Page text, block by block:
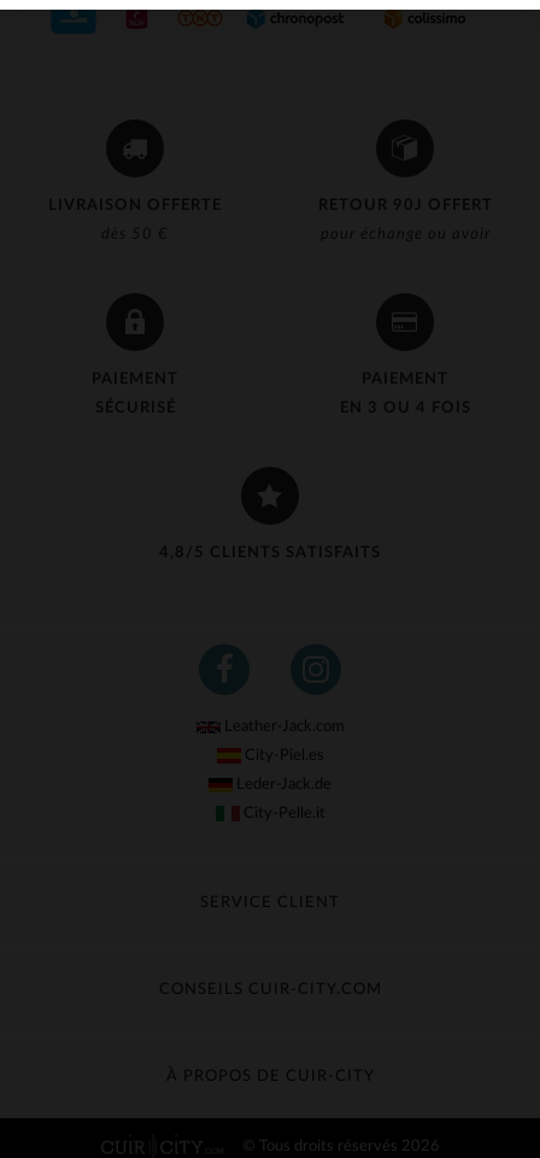
LIVRAISON OFFERTE
dès 50 €
RETOUR 90J OFFERT
pour échange ou avoir
PAIEMENT
SÉCURISÉ
PAIEMENT
EN 3 OU 4 FOIS
4,8/5 CLIENTS SATISFAITS
Leather-Jack.com
City-Piel.es
Leder-Jack.de
City-Pelle.it
SERVICE CLIENT
Échange & Remboursement
Contacter le service client
CONSEILS CUIR-CITY.COM
Guide des matières
À PROPOS DE CUIR-CITY
© Tous droits réservés 2026